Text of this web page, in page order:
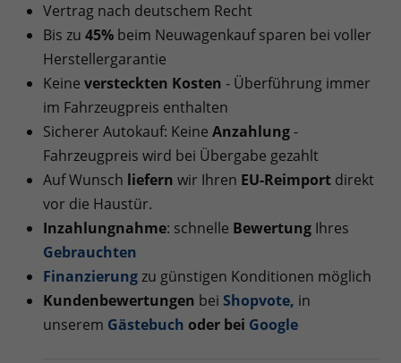
Vertrag nach deutschem Recht
Bis zu 45% beim Neuwagenkauf sparen bei voller
Herstellergarantie
Keine versteckten Kosten - Überführung immer
im Fahrzeugpreis enthalten
Sicherer Autokauf: Keine Anzahlung-
Fahrzeugpreis wird bei Übergabe gezahlt
Auf Wunsch liefern wir Ihren EU-Reimport direkt
vor die Haustür.
Inzahlungnahme: schnelle Bewertung Ihres
Gebrauchten
Finanzierungzu günstigen Konditionen möglich
Kundenbewertungen bei Shopvote, in
unserem Gästebuch oder bei Google